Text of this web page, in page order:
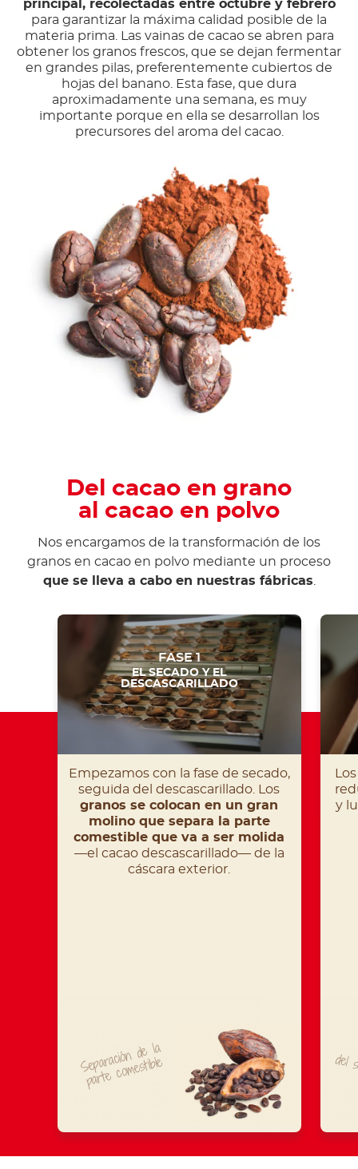
principal, recolectadas entre octubre y febrero
para garantizar la máxima calidad posible de la
materia prima. Las vainas de cacao se abren para
obtener los granos frescos, que se dejan fermentar
en grandes pilas, preferentemente cubiertos de
hojas del banano. Esta fase, que dura
aproximadamente una semana, es muy
importante porque en ella se desarrollan los
precursores del aroma del cacao.
Del cacao en grano
al cacao en polvo
Nos encargamos de la transformación de los
granos en cacao en polvo mediante un proceso
que se lleva a cabo en nuestras fábricas
FASE 1
EL SECADO Y EL
DESCASCARILLADO
Empezamos con la fase de secado,
seguida del descascarillado. Los
granos se colocan en un gran
molino que separa la parte
comestible que va a ser molida
—el cacao descascarillado— de la
cáscara exterior.
Separación
de
la
parte
co
mestible
y